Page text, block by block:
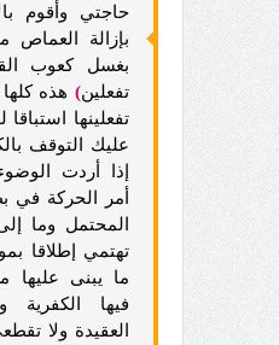
حاجتي وأقوم
بإزالة العماص
بغسل كعوب
تفعلين) هذه
تفعلينها
عليك التوقف
إذا أردت
أمر الحركة في
المحتمل وما
تهتمي إطلاقا
ما يبنى
فيها
العقيدة ولا